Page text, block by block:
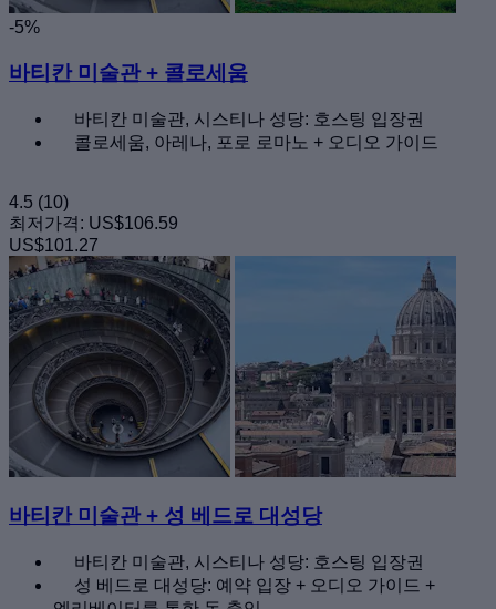
-5%
바티칸 미술관 + 콜로세움
바티칸 미술관, 시스티나 성당: 호스팅 입장권
콜로세움, 아레나, 포로 로마노 + 오디오 가이드
4.5 (10)
최저가격: US$106.59
US$101.27
바티칸 미술관 + 성 베드로 대성당
바티칸 미술관, 시스티나 성당: 호스팅 입장권
성 베드로 대성당: 예약 입장 + 오디오 가이드 +